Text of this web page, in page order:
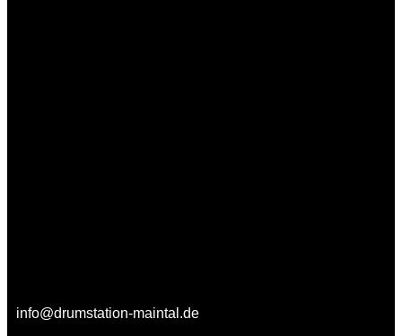
info@drumstation-maintal.de